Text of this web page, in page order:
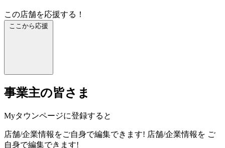
この店舗を応援する！
ここから応援
事業主の皆さま
Myタウンページに登録すると
店舗/企業情報をご自身で編集できます! 店舗/企業情報を ご
自身で編集できます!